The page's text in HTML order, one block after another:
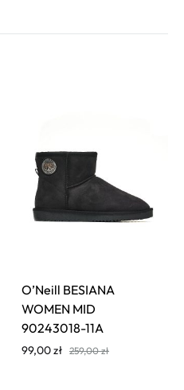
O’Neill BESIANA
WOMEN MID
90243018-11A
99,00zł 259,00zł